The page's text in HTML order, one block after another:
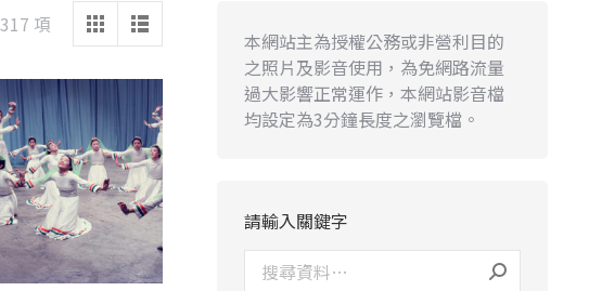
項 Sorted
latest
本網站主為授權公務或非營利目的
之照片及影音使用，為免網路流量
過大影響正常運作，本網站影音檔
均設定為3分鐘長度之瀏覽檔。
請輸入關鍵字